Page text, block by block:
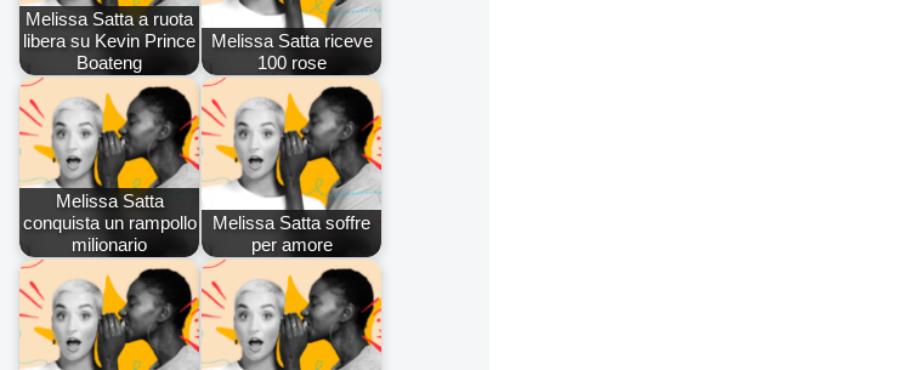
Melissa Satta a ruota
libera su Kevin Prince
Boateng
Melissa Satta riceve
100 rose
Melissa Satta
conquista un rampollo
milionario
Melissa Satta soffre
per amore